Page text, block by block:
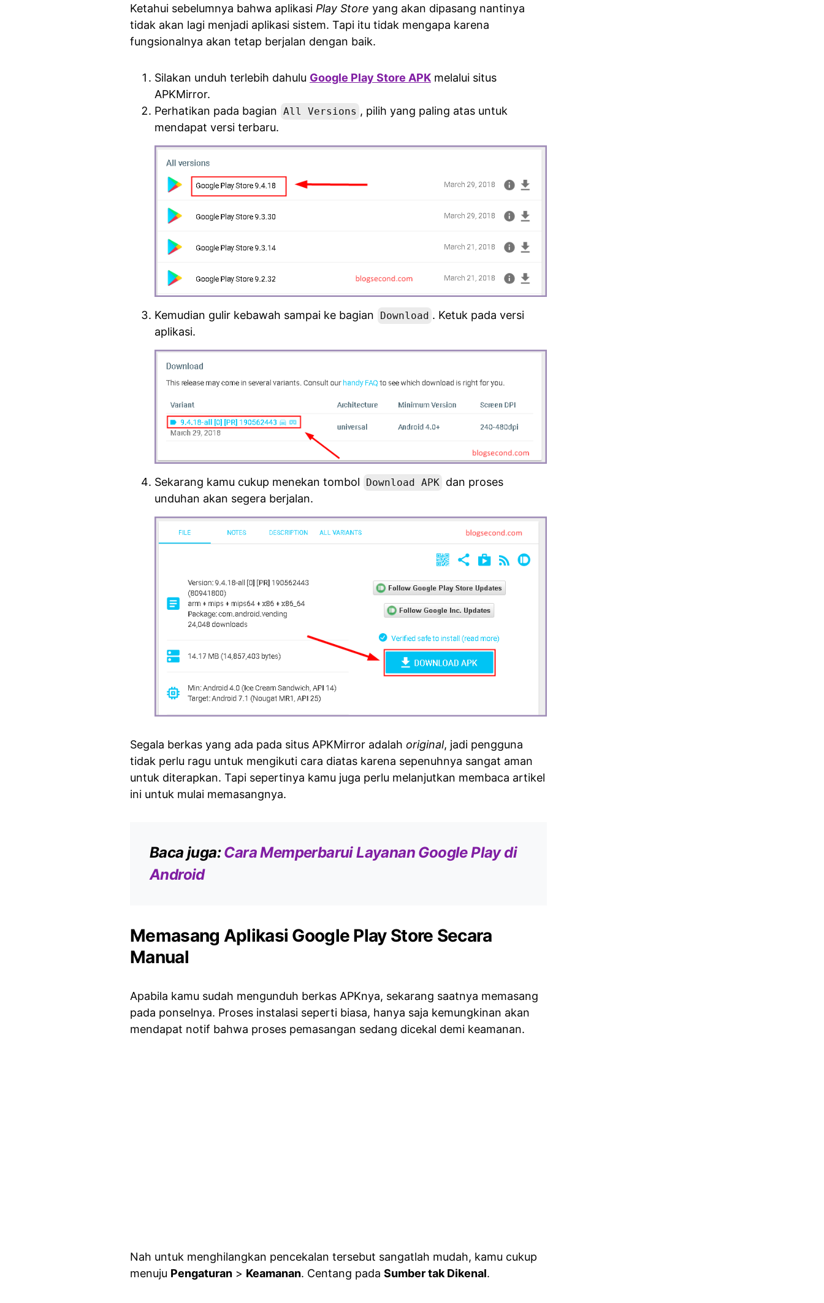
Ketahui sebelumnya bahwa aplikasi Play Store yang akan dipasang nantinya
tidak akan lagi menjadi aplikasi sistem. Tapi itu tidak mengapa karena
fungsionalnya akan tetap berjalan dengan baik.
Silakan unduh terlebih dahulu Google Play Store APK melalui situs
APKMirror.
Perhatikan pada bagian All Versions , pilih yang paling atas untuk
mendapat versi terbaru.
Kemudian gulir kebawah sampai ke bagian Download . Ketuk pada versi
aplikasi.
Sekarang kamu cukup menekan tombol Download APK dan proses
unduhan akan segera berjalan.
Segala berkas yang ada pada situs APKMirror adalah original, jadi pengguna
tidak perlu ragu untuk mengikuti cara diatas karena sepenuhnya sangat aman
untuk diterapkan. Tapi sepertinya kamu juga perlu melanjutkan membaca artikel
ini untuk mulai memasangnya.
Baca juga:Cara Memperbarui Layanan Google Play di
Android
Memasang Aplikasi Google Play Store Secara
Manual
Apabila kamu sudah mengunduh berkas APKnya, sekarang saatnya memasang
pada ponselnya. Proses instalasi seperti biasa, hanya saja kemungkinan akan
mendapat notif bahwa proses pemasangan sedang dicekal demi keamanan.
Nah untuk menghilangkan pencekalan tersebut sangatlah mudah, kamu cukup
menuju Pengaturan > Keamanan. Centang pada Sumber tak Dikenal.